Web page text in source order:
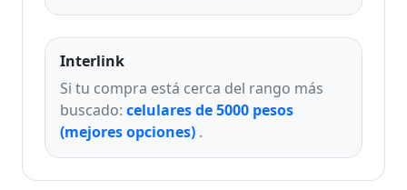
Interlink
Si tu compra está cerca del rango más
buscado: celulares de 5000 pesos
(mejores opciones) .